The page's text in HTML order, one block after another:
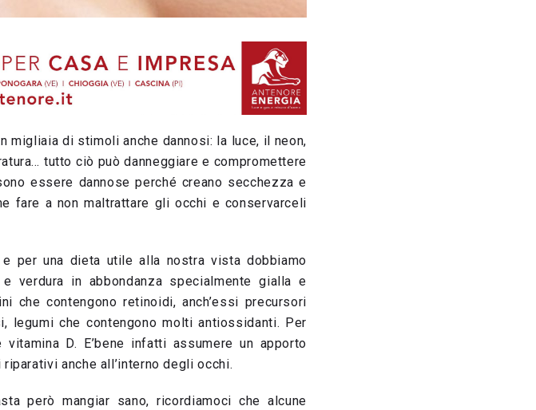
di stimoli anche dannosi: la luce, il neon,
tutto ciò può danneggiare e compromettere
essere dannose perché creano secchezza e
fare a non maltrattare gli occhi e conservarceli
per una dieta utile alla nostra vista dobbiamo
verdura in abbondanza specialmente gialla e
che contengono retinoidi, anch’essi precursori
legumi che contengono molti antiossidanti. Per
D. E’bene infatti assumere un apporto
anche all’interno degli occhi.
però mangiar sano, ricordiamoci che alcune